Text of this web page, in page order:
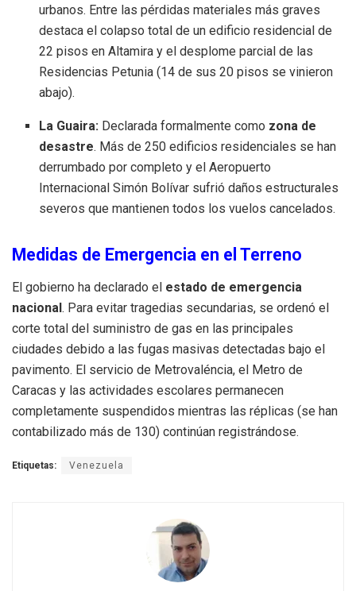
urbanos. Entre las pérdidas materiales más graves
destaca el colapso total de un edificio residencial de
22 pisos en Altamira y el desplome parcial de las
Residencias Petunia (14 de sus 20 pisos se vinieron
abajo).
La Guaira: Declarada formalmente como zona de
desastre. Más de 250 edificios residenciales se han
derrumbado por completo y el Aeropuerto
Internacional Simón Bolívar sufrió daños estructurales
severos que mantienen todos los vuelos cancelados.
Medidas de Emergencia en el Terreno
El gobierno ha declarado el estado de emergencia
nacional . Para evitar tragedias secundarias, se ordenó el
corte total del suministro de gas en las principales
ciudades debido a las fugas masivas detectadas bajo el
pavimento. El servicio de Metrovaléncia, el Metro de
Caracas y las actividades escolares permanecen
completamente suspendidos mientras las réplicas (se han
contabilizado más de 130) continúan registrándose.
Etiquetas: Venezuela